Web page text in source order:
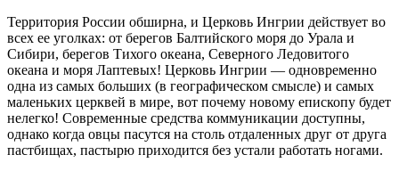
Территория России обширна, и Церковь Ингрии действует во
всех ее уголках: от берегов Балтийского моря до Урала и
Сибири, берегов Тихого океана, Северного Ледовитого
океана и моря Лаптевых! Церковь Ингрии — одновременно
одна из самых больших (в географическом смысле) и самых
маленьких церквей в мире, вот почему новому епископу будет
нелегко! Современные средства коммуникации доступны,
однако когда овцы пасутся на столь отдаленных друг от друга
пастбищах, пастырю приходится без устали работать ногами.